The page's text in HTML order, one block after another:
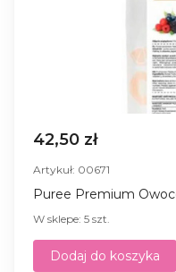
42,50 zł
Artykuł: 00671
Puree Premium
W sklepe: 5 szt.
Dodaj do koszyka